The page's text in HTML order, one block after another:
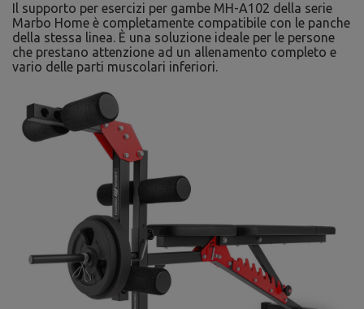
Il supporto per esercizi per gambe MH-A102 della serie
Marbo Home è completamente compatibile con le panche
della stessa linea. È una soluzione ideale per le persone
che prestano attenzione ad un allenamento completo e
vario delle parti muscolari inferiori.